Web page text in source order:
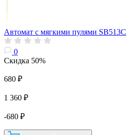
Автомат с мягкими пулями SB513C
0
Скидка 50%
680 ₽
1 360 ₽
-680 ₽